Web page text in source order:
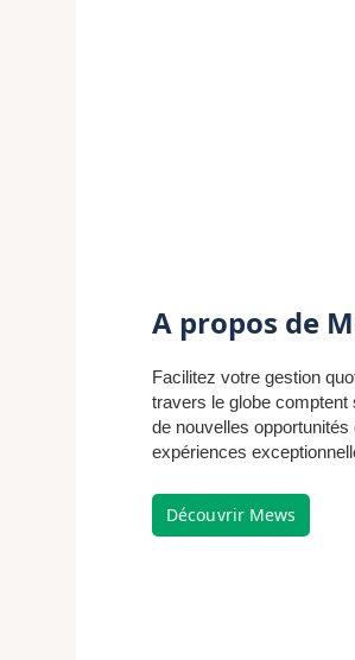
A propos de
Facilitez votre gestion
travers le globe comptent
de nouvelles
expériences
Découvrir Mews